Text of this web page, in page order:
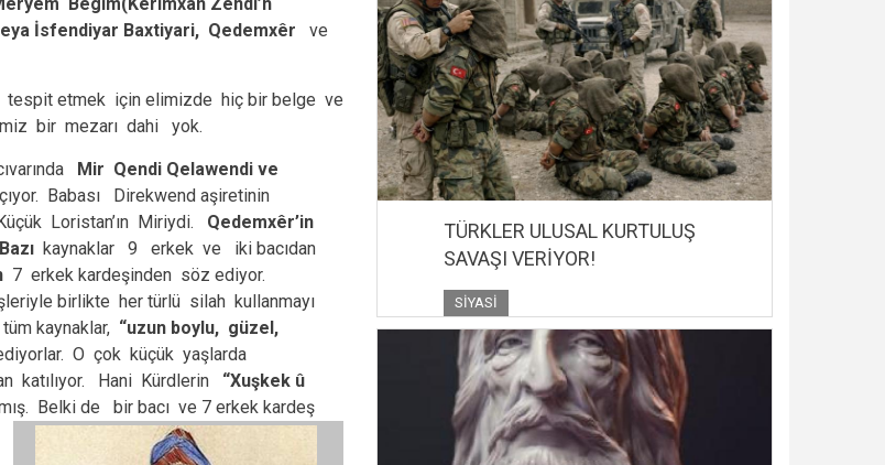
İsfendiyar Baxtiyari, Qedemxêr
ve
etmek için elimizde hiç bir belge ve
bir mezarı dahi yok.
Mir Qendi Qelawendi ve
Babası Direkwend aşiretinin
Loristan’ın Miriydi. Qedemxêr’in
Bazı kaynaklar 9 erkek ve iki bacıdan
7 erkek kardeşinden söz ediyor.
birlikte her türlü silah kullanmayı
kaynaklar, “uzun boylu, güzel,
O çok küçük yaşlarda
katılıyor. Hani Kürdlerin “Xuşkek û
Belki de bir bacı ve 7 erkek kardeş
TÜRKLER ULUSAL KURTULUŞ
SAVAŞI VERİYOR!
SIYASI